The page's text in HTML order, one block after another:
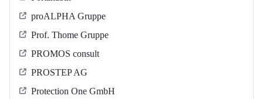
proALPHA Gruppe
Prof. Thome Gruppe
PROMOS consult
PROSTEP AG
Protection One GmbH